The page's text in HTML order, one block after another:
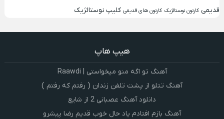
قدیمی کارتون نوستالژیک کارتون های قدیمی کلیپ نوستالژیک
هیپ هاپ
آهنگ تو اگه منو میخواستی | Raawdi
آهنگ تتلو از پشت تلفن زندان ( رفتم که رفتم )
دانلود آهنگ عصبانی 2 از شایع
آهنگ بازم افتادم یاد حال خوب قدیم رضا پیشرو